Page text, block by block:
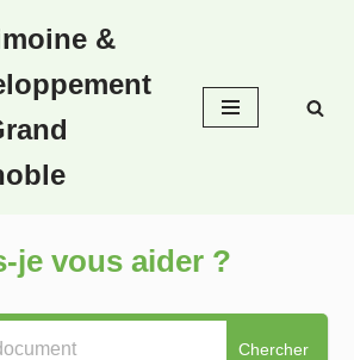
&
je vous aider ?
Chercher